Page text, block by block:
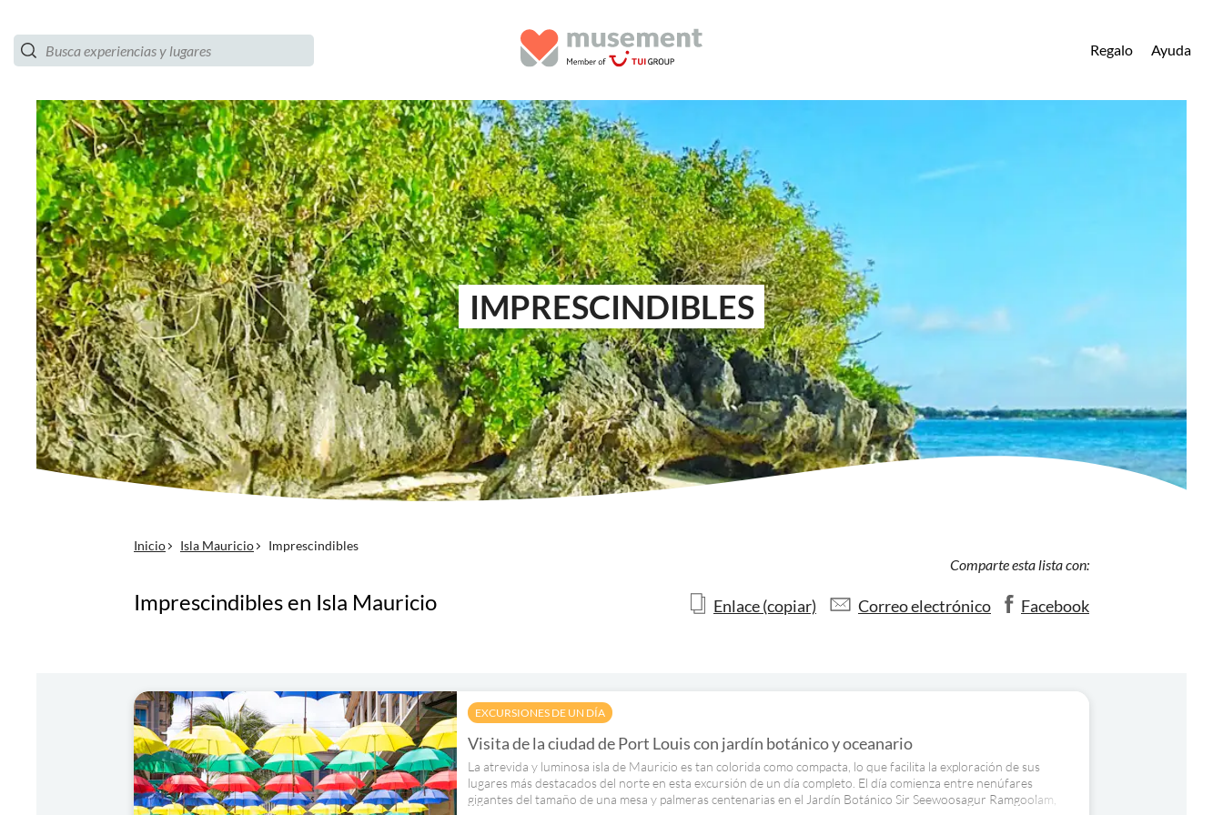
Regalo Ayuda
IMPRESCINDIBLES
Inicio Isla Mauricio Imprescindibles
Imprescindibles en Isla Mauricio
Comparte esta lista con:
Enlace (copiar) Correo electrónico Facebook
EXCURSIONES DE UN DÍA
Visita de la ciudad de Port Louis con jardín botánico y oceanario
La atrevida y luminosa isla de Mauricio es tan colorida como compacta, lo que facilita la exploración de sus
lugares más destacados del norte en esta excursión de un día completo. El día comienza entre nenúfares
gigantes del tamaño de una mesa y palmeras centenarias en el Jardín Botánico Sir Seewoosagur Ramgoolam,